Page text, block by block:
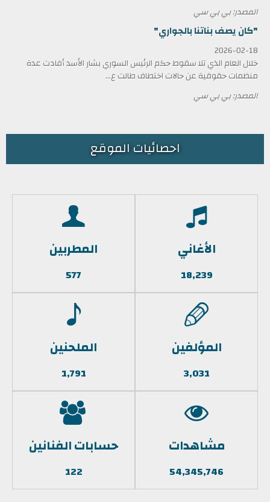
المصدر: بي بي سي
"كان يصف بناتنا بالجواري"
2026-02-18
خلال العام الذي تلا سقوط حكم الرئيس السوري بشار الأسد أفادت عدة
منظمات حقوقية عن حالات اختطاف طالت ع...
المصدر: بي بي سي
احصائيات الموقع
الأغاني
18,239
المطربين
577
المؤلفين
3,031
الملحنين
1,791
مشاهدات
54,345,746
حسابات الفنانين
122